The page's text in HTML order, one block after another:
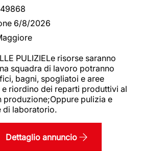
6/8/2026
PULIZIELe risorse saranno
squadra di lavoro potranno
bagni, spogliatoi e aree
riordino dei reparti produttivi al
produzione;Oppure pulizia e
di laboratorio.
Dettaglio annuncio